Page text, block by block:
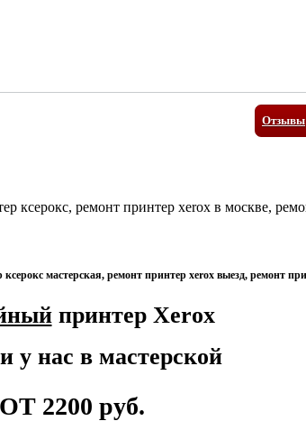
Отзывы
принтер Xerox
у нас в мастерской
2200 руб.